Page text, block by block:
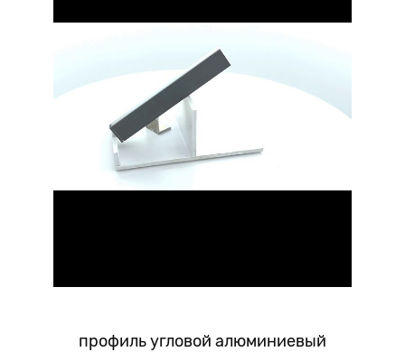
профиль угловой алюминиевый